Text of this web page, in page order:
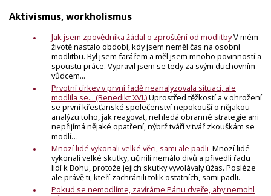
Aktivismus, workholismus
Jak jsem zpovědníka žádal o zproštění od modlitbyV mém
životě nastalo období, kdy jsem neměl čas na osobní
modlitbu. Byl jsem farářem a měl jsem mnoho povinností a
spoustu práce. Vypravil jsem se tedy za svým duchovním
vůdcem...
Prvotní církev v první řadě neanalyzovala situaci, ale
modlila se... (Benedikt XVI.)Uprostřed těžkostí a v ohrožení
se první křesťanské společenství nepokouší o nějakou
analýzu toho, jak reagovat, nehledá obranné strategie ani
nepřijímá nějaké opatření, nýbrž tváří v tvář zkouškám se
modlí…
Mnozí lidé vykonali velké věci, sami ale padli Mnozí lidé
vykonali velké skutky, učinili nemálo divů a přivedli řadu
lidí k Bohu, protože jejich skutky vyvolávaly úžas. Posléze
ale právě ti, kteří zachránili tolik ostatních, sami padli.
Pokud se nemodlíme, zavíráme Pánu dveře, aby nemohl